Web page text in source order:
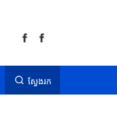
ស្វែងរក